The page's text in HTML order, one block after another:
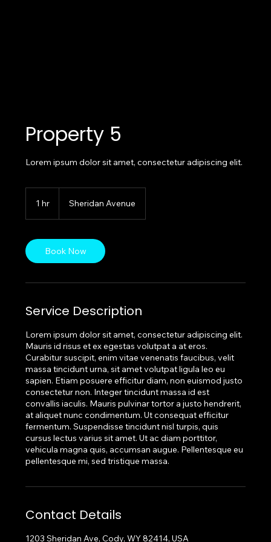
Property 5
Lorem ipsum dolor sit amet, consectetur adipiscing elit.
1 hr Sheridan Avenue
Book Now
Service Description
Lorem ipsum dolor sit amet, consectetur adipiscing elit.
Mauris id risus et ex egestas volutpat a at eros.
Curabitur suscipit, enim vitae venenatis faucibus, velit
massa tincidunt urna, sit amet volutpat ligula leo eu
sapien. Etiam posuere efficitur diam, non euismod justo
consectetur non. Integer tincidunt massa id est
convallis iaculis. Mauris pulvinar tortor a justo hendrerit,
at aliquet nunc condimentum. Ut consequat efficitur
fermentum. Suspendisse tincidunt nisl turpis, quis
cursus lectus varius sit amet. Ut ac diam porttitor,
vehicula magna quis, accumsan augue. Pellentesque eu
pellentesque mi, sed tristique massa.
Contact Details
1203 Sheridan Ave, Cody, WY 82414, USA